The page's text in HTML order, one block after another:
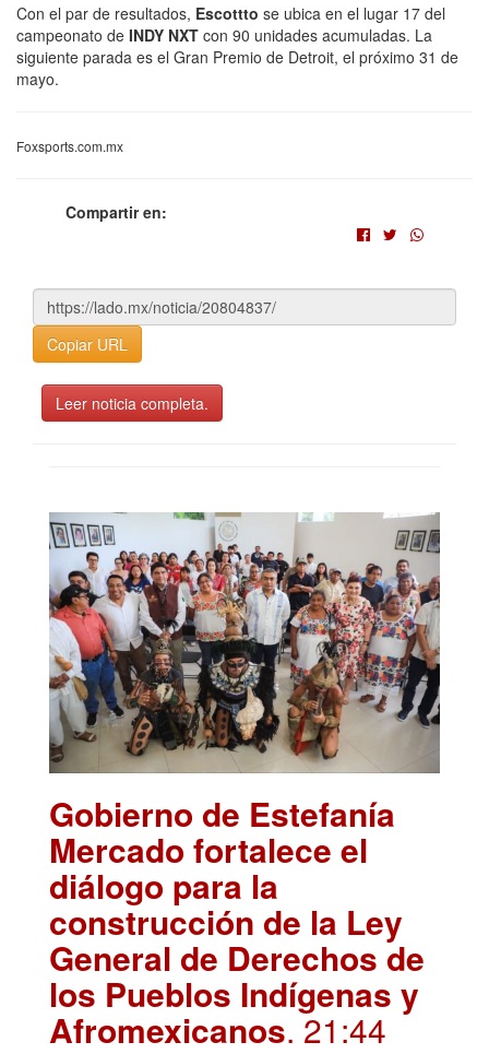
Con el par de resultados, Escottto se ubica en el lugar 17 del
campeonato de INDY NXT con 90 unidades acumuladas. La
siguiente parada es el Gran Premio de Detroit, el próximo 31 de
mayo.
Foxsports.com.mx
Compartir en:
Copiar URL
Leer noticia completa.
Gobierno de Estefanía
Mercado fortalece el
diálogo para la
construcción de la Ley
General de Derechos de
los Pueblos Indígenas y
Afromexicanos. 21:44